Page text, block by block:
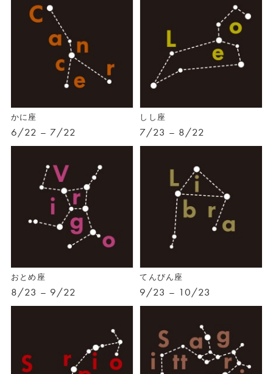
かに座
6/22 – 7/22
しし座
7/23 – 8/22
おとめ座
8/23 – 9/22
てんびん座
9/23 – 10/23